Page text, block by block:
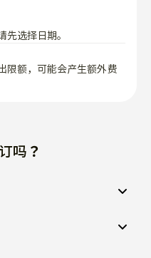
选择日期。
限额，可能会产生额外费
吗？